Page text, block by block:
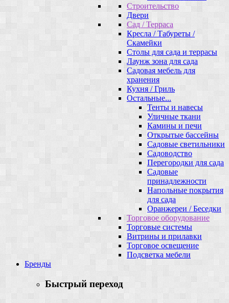
Строительство
Двери
Сад / Терраса
Кресла / Табуреты /
Скамейки
Столы для сада и террасы
Лаунж зона для сада
Садовая мебель для
хранения
Кухня / Гриль
Остальные...
Тенты и навесы
Уличные ткани
Камины и печи
Открытые бассейны
Садовые светильники
Садоводство
Перегородки для сада
Садовые
принадлежности
Напольные покрытия
для сада
Оранжереи / Беседки
Торговое оборудование
Торговые системы
Витрины и прилавки
Торговое освещение
Подсветка мебели
Бренды
Быстрый переход